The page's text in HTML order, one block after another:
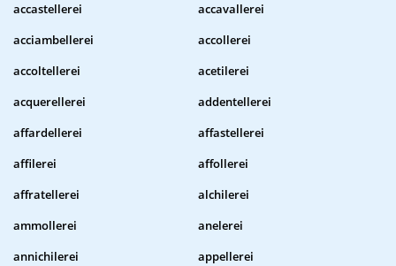
accastellerei
accavallerei
acciambellerei
accollerei
accoltellerei
acetilerei
acquerellerei
addentellerei
affardellerei
affastellerei
affilerei
affollerei
affratellerei
alchilerei
ammollerei
anelerei
annichilerei
appellerei